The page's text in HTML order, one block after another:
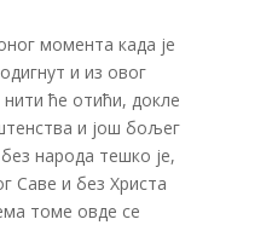
момента када је
и из овог
нити ће отићи, докле
и још бољег
народа тешко је,
Саве и без Христа
томе овде се